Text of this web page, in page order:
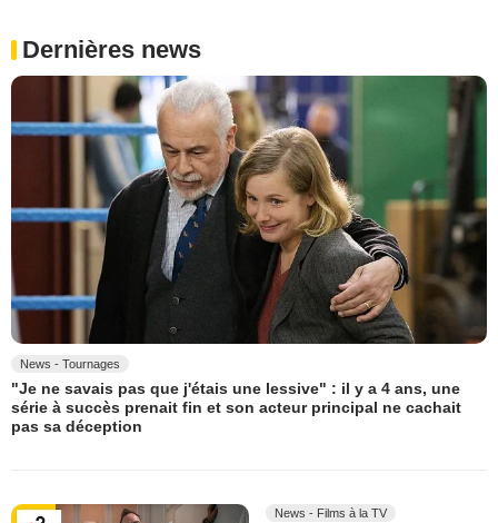
Dernières news
News - Tournages
"Je ne savais pas que j'étais une lessive" : il y a 4 ans, une
série à succès prenait fin et son acteur principal ne cachait
pas sa déception
News - Films à la TV